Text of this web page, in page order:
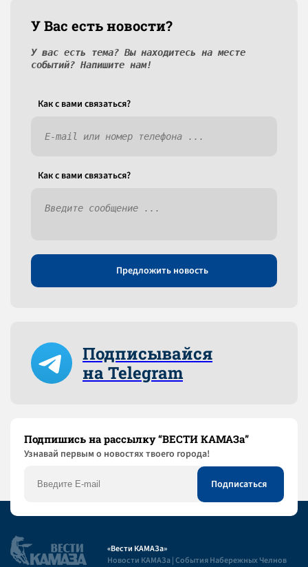
У Вас есть новости?
У вас есть тема? Вы находитесь на месте
событий? Напишите нам!
Как c вами связаться?
Как c вами связаться?
Предложить новость
Подписывайся
на Telegram
Подпишись на рассылку “ВЕСТИ КАМАЗа”
Узнaвай первым о новостях твоего города!
«Вести КАМАЗа»
Новости КАМАЗа | События Набережных Челнов